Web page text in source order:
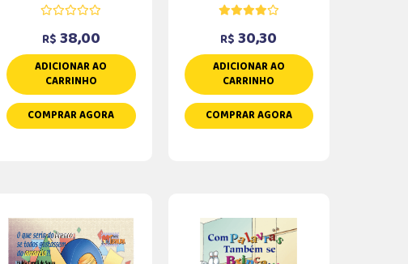
R$ 38,00
ADICIONAR AO
CARRINHO
COMPRAR AGORA
R$ 30,30
ADICIONAR AO
CARRINHO
COMPRAR AGORA